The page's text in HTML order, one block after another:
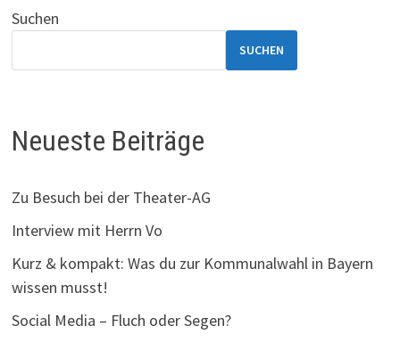
Suchen
SUCHEN
Neueste Beiträge
Zu Besuch bei der Theater-AG
Interview mit Herrn Vo
Kurz & kompakt: Was du zur Kommunalwahl in Bayern
wissen musst!
Social Media – Fluch oder Segen?